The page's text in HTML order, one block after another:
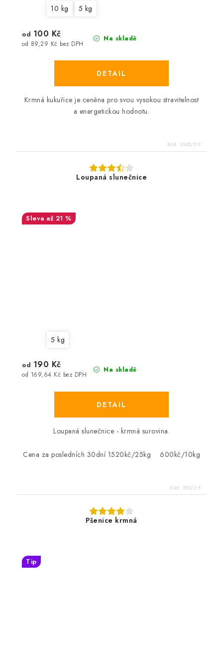
10 kg 5 kg
Na skladě
od 89,29 Kč bez DPH
od 100 Kč
Krmná kukuřice je ceněna pro svou vysokou stravitelnost
a energetickou hodnotu.
Kód: 3548/5 K
Loupaná slunečnice
až 21 %
5 kg
Na skladě
od 169,64 Kč bez DPH
od 190 Kč
Loupaná slunečnice - krmná surovina.
Cena za posledních 30dní 1520kč/25kg 600kč/10kg
Kód: 290/3 K
Pšenice krmná
Tip